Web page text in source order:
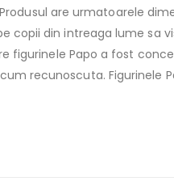
are urmatoarele
copii din intreaga lume sa
figurinele Papo a fost
recunoscuta. Figurinele